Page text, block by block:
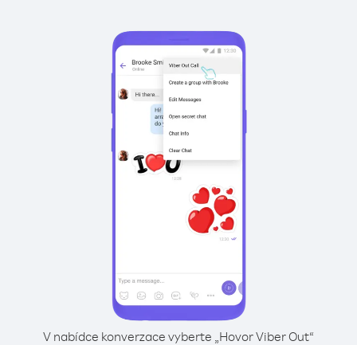
V nabídce konverzace vyberte „Hovor Viber Out“